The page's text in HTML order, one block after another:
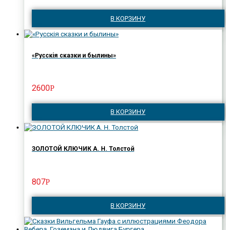
В КОРЗИНУ
«Русскiя сказки и былины»
2600Р
В КОРЗИНУ
ЗОЛОТОЙ КЛЮЧИК А. Н. Толстой
807Р
В КОРЗИНУ